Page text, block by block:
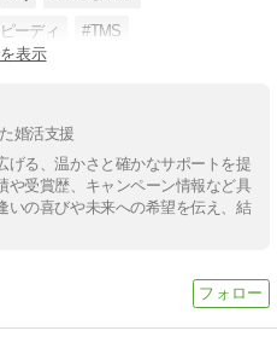
ーディ #TMS
表示
婚活支援
げる、温かさと確かなサポートを提
や受賞歴、キャンペーン情報など具
いの喜びや未来への希望を伝え、結